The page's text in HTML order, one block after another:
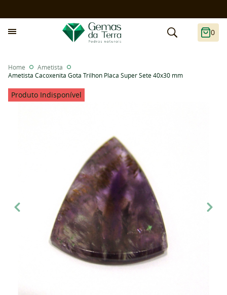
0
Home
Ametista
Ametista Cacoxenita Gota Trilhon Placa Super Sete 40x30 mm
Produto Indisponível